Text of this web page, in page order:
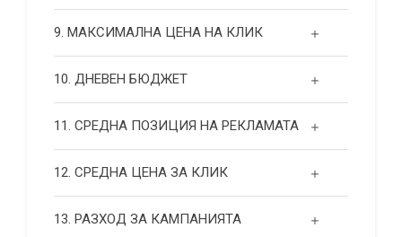
9. МАКСИМАЛНА ЦЕНА НА КЛИК
10. ДНЕВЕН БЮДЖЕТ
11. СРЕДНА ПОЗИЦИЯ НА РЕКЛАМАТА
12. СРЕДНА ЦЕНА ЗА КЛИК
13. РАЗХОД ЗА КАМПАНИЯТА